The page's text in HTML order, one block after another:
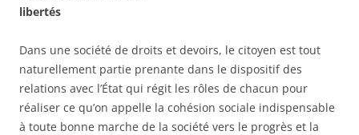
libertés
Dans une société de droits et devoirs, le citoyen est tout
naturellement partie prenante dans le dispositif des
relations avec l’État qui régit les rôles de chacun pour
réaliser ce qu’on appelle la cohésion sociale indispensable
à toute bonne marche de la société vers le progrès et la